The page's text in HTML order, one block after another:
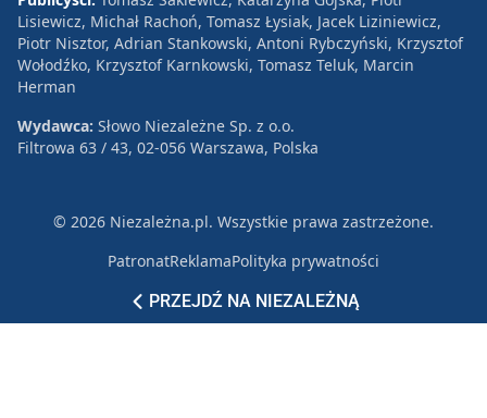
PRZEJDŹ NA NIEZALEŻNĄ
Lisiewicz, Michał Rachoń, Tomasz Łysiak, Jacek Liziniewicz,
Piotr Nisztor, Adrian Stankowski, Antoni Rybczyński, Krzysztof
Wołodźko, Krzysztof Karnkowski, Tomasz Teluk, Marcin
Herman
Wydawca: Słowo Niezależne Sp. z o.o.
Filtrowa 63 / 43, 02-056 Warszawa, Polska
© 2026 Niezależna.pl. Wszystkie prawa zastrzeżone.
PatronatReklamaPolityka prywatności